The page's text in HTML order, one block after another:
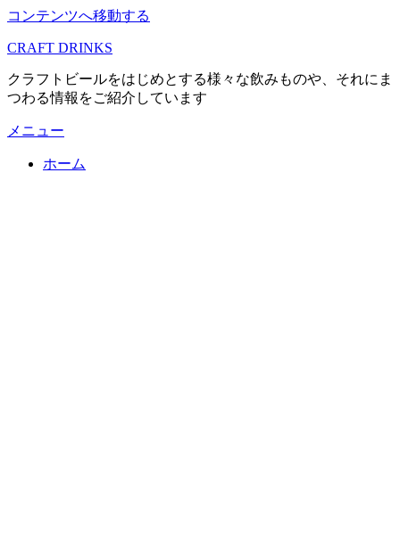
コンテンツへ移動する
CRAFT DRINKS
クラフトビールをはじめとする様々な飲みものや、それにま
つわる情報をご紹介しています
メニュー
ホーム